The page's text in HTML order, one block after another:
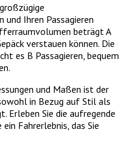
und Ihren Passagieren
beträgt A
verstauen können. Die
es B Passagieren, bequem
und Maßen ist der
in Bezug auf Stil als
Erleben Sie die aufregende
Fahrerlebnis, das Sie